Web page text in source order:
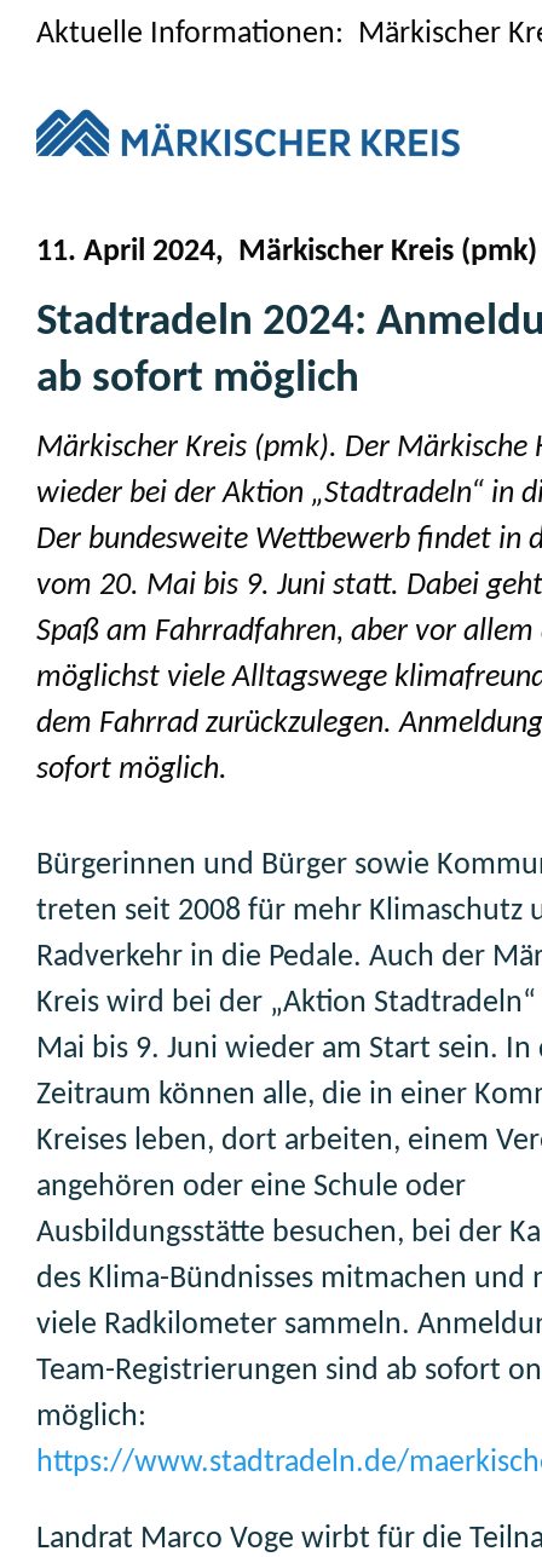
Aktuelle Informationen: Märkischer
11. April 2024, Märkischer Kreis (pmk)
Stadtradeln 2024:
ab sofort möglich
Märkischer Kreis (pmk). Der Märkische
wieder bei der Aktion „Stadtradeln“ in
Der bundesweite Wettbewerb findet in
vom 20. Mai bis 9. Juni statt. Dabei
Spaß am Fahrradfahren, aber vor
möglichst viele Alltagswege
dem Fahrrad zurückzulegen.
sofort möglich.
Bürgerinnen und Bürger sowie
treten seit 2008 für mehr Klimaschutz
Radverkehr in die Pedale. Auch der
Kreis wird bei der „Aktion
Mai bis 9. Juni wieder am Start sein. In
Zeitraum können alle, die in einer
Kreises leben, dort arbeiten, einem
angehören oder eine Schule oder
Ausbildungsstätte besuchen, bei der
des Klima-Bündnisses mitmachen und
viele Radkilometer sammeln.
Team-Registrierungen sind ab sofort
möglich:
https://www.stadtradeln.de/
Landrat Marco Voge wirbt für die